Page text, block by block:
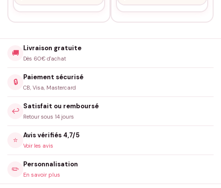
🚚
Livraison gratuite
Dès 60€ d'achat
🔒
Paiement sécurisé
CB, Visa, Mastercard
↩️
Satisfait ou remboursé
Retour sous 14 jours
⭐
Avis vérifiés 4,7/5
Voir les avis
✏️
Personnalisation
En savoir plus